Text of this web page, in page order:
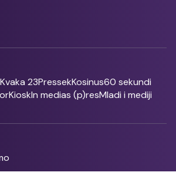
Kvaka 23PressekKosinus60 sekundi
KioskIn medias (p)resMladi i mediji